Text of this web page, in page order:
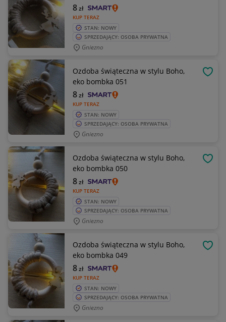
KUP TERAZ
8zł
STAN: NOWY
SPRZEDAJĄCY: OSOBA PRYWATNA
Gniezno
Ozdoba świąteczna w stylu Boho,
eko bombka 051
KUP TERAZ
8zł
STAN: NOWY
SPRZEDAJĄCY: OSOBA PRYWATNA
Gniezno
Ozdoba świąteczna w stylu Boho,
eko bombka 050
KUP TERAZ
8zł
STAN: NOWY
SPRZEDAJĄCY: OSOBA PRYWATNA
Gniezno
Ozdoba świąteczna w stylu Boho,
eko bombka 049
KUP TERAZ
8zł
STAN: NOWY
SPRZEDAJĄCY: OSOBA PRYWATNA
Gniezno